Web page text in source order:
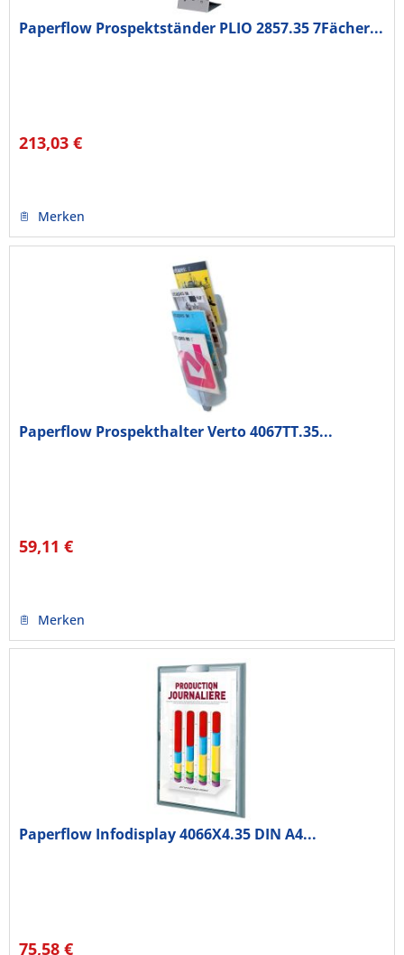
Paperflow Prospektständer PLIO 2857.35 7Fächer...
213,03 €
Merken
Paperflow Prospekthalter Verto 4067TT.35...
59,11 €
Merken
Paperflow Infodisplay 4066X4.35 DIN A4...
75,58 €